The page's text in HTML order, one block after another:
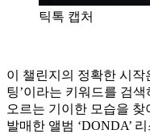
틱톡 캡처
이 챌린지의 정확한 시작
팅’이라는 키워드를 검
오르는 기이한 모습을 찾
발매한 앨범 ‘DONDA’